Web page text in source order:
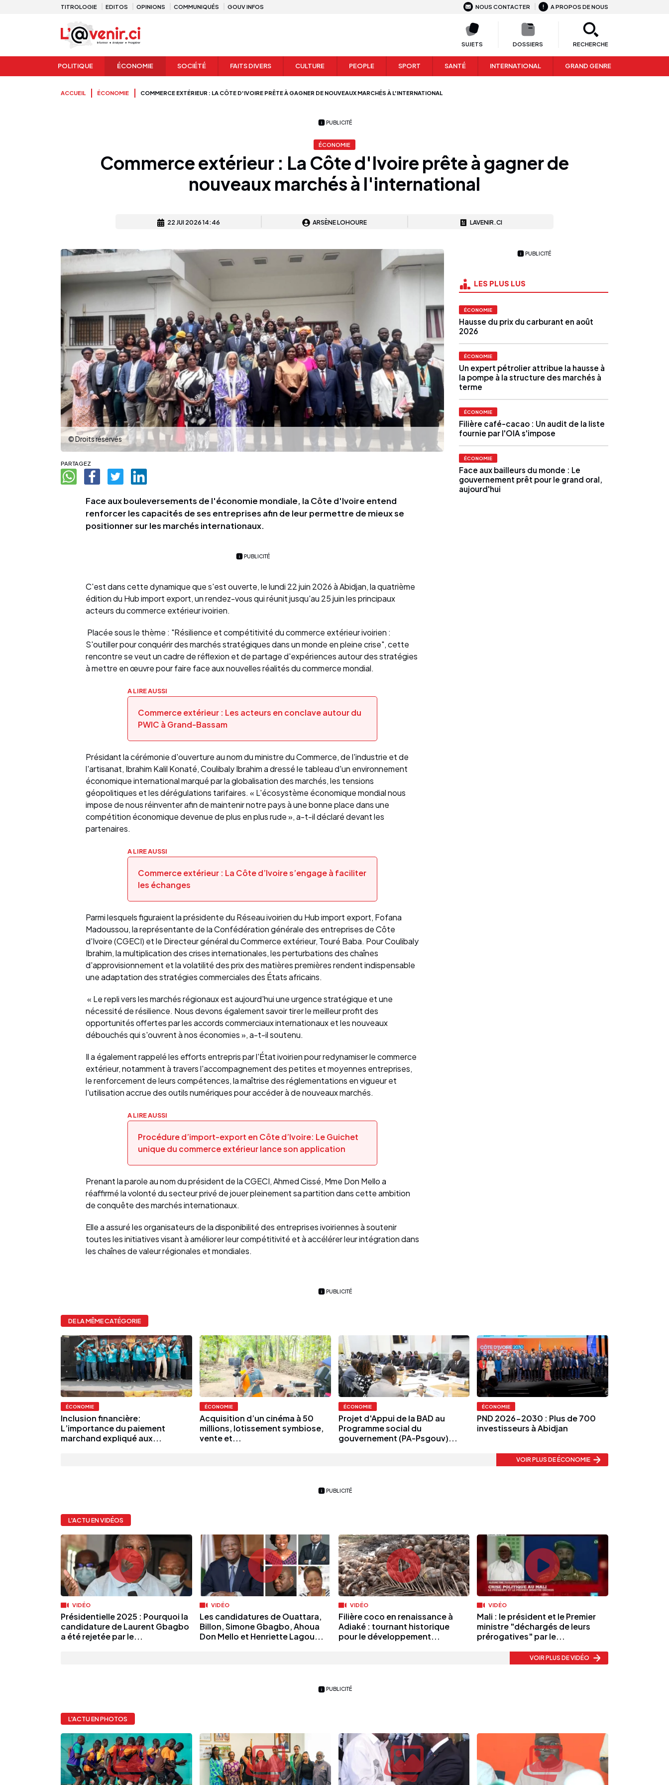
TITROLOGIE EDITOS OPINIONS COMMUNIQUÉS GOUV INFOS NOUS CONTACTER A PROPOS DE NOUS
SUJETS DOSSIERS RECHERCHE
POLITIQUE ÉCONOMIE SOCIÉTÉ FAITS DIVERS CULTURE PEOPLE SPORT SANTÉ INTERNATIONAL GRAND GENRE
ACCUEIL ÉCONOMIE COMMERCE EXTÉRIEUR : LA CÔTE D'IVOIRE PRÊTE À GAGNER DE NOUVEAUX MARCHÉS À L'INTERNATIONAL
PUBLICITÉ
ÉCONOMIE
Commerce extérieur : La Côte d'Ivoire prête à gagner de
nouveaux marchés à l'international
22 JUI 2026 14:46 ARSÈNE LOHOURE LAVENIR.CI
© Droits réservés
PARTAGEZ
Face aux bouleversements de l'économie mondiale, la Côte d'Ivoire entend
renforcer les capacités de ses entreprises afin de leur permettre de mieux se
positionner sur les marchés internationaux.
PUBLICITÉ
C'est dans cette dynamique que s'est ouverte, le lundi 22 juin 2026 à Abidjan, la quatrième
édition du Hub import export, un rendez-vous qui réunit jusqu'au 25 juin les principaux
acteurs du commerce extérieur ivoirien.
Placée sous le thème : "Résilience et compétitivité du commerce extérieur ivoirien :
S'outiller pour conquérir des marchés stratégiques dans un monde en pleine crise", cette
rencontre se veut un cadre de réflexion et de partage d'expériences autour des stratégies
à mettre en œuvre pour faire face aux nouvelles réalités du commerce mondial.
A LIRE AUSSI
Commerce extérieur : Les acteurs en conclave autour du
PWIC à Grand-Bassam
Présidant la cérémonie d'ouverture au nom du ministre du Commerce, de l'industrie et de
l'artisanat, Ibrahim Kalil Konaté, Coulibaly Ibrahim a dressé le tableau d'un environnement
économique international marqué par la globalisation des marchés, les tensions
géopolitiques et les dérégulations tarifaires. « L'écosystème économique mondial nous
impose de nous réinventer afin de maintenir notre pays à une bonne place dans une
compétition économique devenue de plus en plus rude », a-t-il déclaré devant les
partenaires.
A LIRE AUSSI
Commerce extérieur : La Côte d’Ivoire s’engage à faciliter
les échanges
Parmi lesquels figuraient la présidente du Réseau ivoirien du Hub import export, Fofana
Madoussou, la représentante de la Confédération générale des entreprises de Côte
d'Ivoire (CGECI) et le Directeur général du Commerce extérieur, Touré Baba. Pour Coulibaly
Ibrahim, la multiplication des crises internationales, les perturbations des chaînes
d'approvisionnement et la volatilité des prix des matières premières rendent indispensable
une adaptation des stratégies commerciales des États africains.
« Le repli vers les marchés régionaux est aujourd'hui une urgence stratégique et une
nécessité de résilience. Nous devons également savoir tirer le meilleur profit des
opportunités offertes par les accords commerciaux internationaux et les nouveaux
débouchés qui s'ouvrent à nos économies », a-t-il soutenu.
Il a également rappelé les efforts entrepris par l'État ivoirien pour redynamiser le commerce
extérieur, notamment à travers l'accompagnement des petites et moyennes entreprises,
le renforcement de leurs compétences, la maîtrise des réglementations en vigueur et
l'utilisation accrue des outils numériques pour accéder à de nouveaux marchés.
A LIRE AUSSI
Procédure d’import-export en Côte d’Ivoire: Le Guichet
unique du commerce extérieur lance son application
Prenant la parole au nom du président de la CGECI, Ahmed Cissé, Mme Don Mello a
réaffirmé la volonté du secteur privé de jouer pleinement sa partition dans cette ambition
de conquête des marchés internationaux.
Elle a assuré les organisateurs de la disponibilité des entreprises ivoiriennes à soutenir
toutes les initiatives visant à améliorer leur compétitivité et à accélérer leur intégration dans
les chaînes de valeur régionales et mondiales.
PUBLICITÉ
LES PLUS LUS
ÉCONOMIE
Hausse du prix du carburant en août
2026
ÉCONOMIE
Un expert pétrolier attribue la hausse à
la pompe à la structure des marchés à
terme
ÉCONOMIE
Filière café-cacao : Un audit de la liste
fournie par l'OIA s'impose
ÉCONOMIE
Face aux bailleurs du monde : Le
gouvernement prêt pour le grand oral,
aujourd'hui
PUBLICITÉ
DE LA MÊME CATÉGORIE
ÉCONOMIE
Inclusion financière:
L’importance du paiement
marchand expliqué aux...
ÉCONOMIE
Acquisition d’un cinéma à 50
millions, lotissement symbiose,
vente et...
ÉCONOMIE
Projet d'Appui de la BAD au
Programme social du
gouvernement (PA-Psgouv)...
ÉCONOMIE
PND 2026-2030 : Plus de 700
investisseurs à Abidjan
VOIR PLUS DE ÉCONOMIE
PUBLICITÉ
L'ACTU EN VIDÉOS
VIDÉO
Présidentielle 2025 : Pourquoi la
candidature de Laurent Gbagbo
a été rejetée par le...
VIDÉO
Les candidatures de Ouattara,
Billon, Simone Gbagbo, Ahoua
Don Mello et Henriette Lagou...
VIDÉO
Filière coco en renaissance à
Adiaké : tournant historique
pour le développement...
VIDÉO
Mali : le président et le Premier
ministre "déchargés de leurs
prérogatives" par le...
VOIR PLUS DE VIDÉO
PUBLICITÉ
L'ACTU EN PHOTOS